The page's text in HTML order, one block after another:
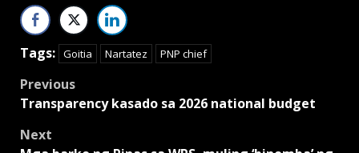
Tags: Goitia Nartatez PNP chief
Post
navigation
Previous
Transparency kasado sa 2026 national budget
Next